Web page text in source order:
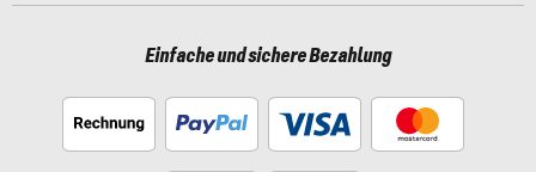
Einfache und sichere Bezahlung